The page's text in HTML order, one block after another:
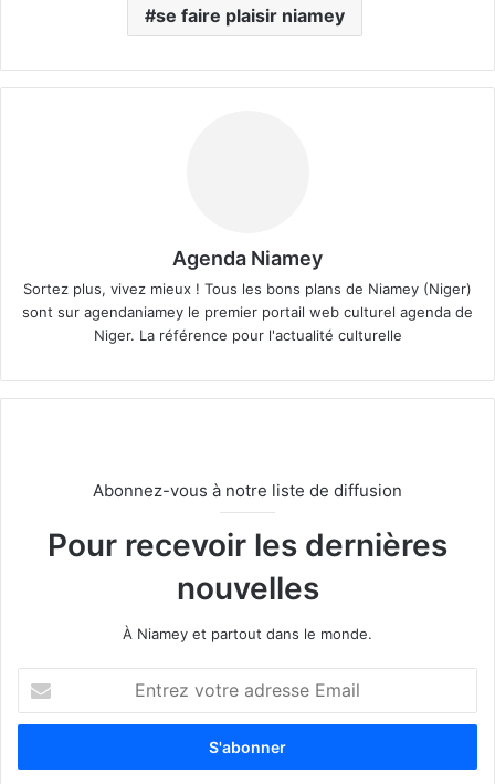
se faire plaisir niamey
Agenda Niamey
Sortez plus, vivez mieux ! Tous les bons plans de Niamey (Niger)
sont sur agendaniamey le premier portail web culturel agenda de
Niger. La référence pour l'actualité culturelle
Abonnez-vous à notre liste de diffusion
Pour recevoir les dernières
nouvelles
À Niamey et partout dans le monde.
t
e